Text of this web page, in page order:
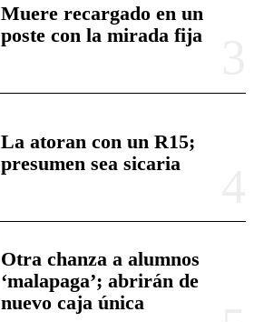
Muere recargado en un
poste con la mirada fija
La atoran con un R15;
presumen sea sicaria
Otra chanza a alumnos
‘malapaga’; abrirán de
nuevo caja única